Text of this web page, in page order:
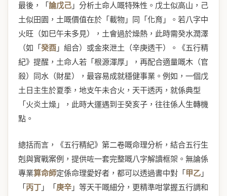
最後，「論戊己 」分析土命人嘅特殊性。戊土似高山，己
土似田園，土嘅價值在於「載物」同「化育」。若八字中
火旺（如巳午未多見），土會過於燥熱，此時需癸水潤澤
（如「癸酉 」組合）或金來泄土（辛庚透干）。《五行精
紀》提醒，土命人若「根源渾厚」，再配合適量嘅木（官
殺）同水（財星），最容易成就穩健事業。例如，一個戊
土日主生於夏季，地支午未合火，天干透丙，就係典型
「火炎土燥」，此時大運遇到壬癸亥子，往往係人生轉機
點。
總括而言，《五行精紀》第二卷嘅命理分析，結合五行生
剋與實戰案例，提供咗一套完整嘅八字解讀框架。無論係
專業算命師定係命理愛好者，都可以透過書中對「甲乙 」
「丙丁 」「庚辛 」等天干嘅細分，更精準咁掌握五行調和